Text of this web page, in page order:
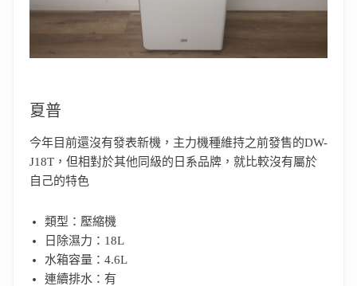
夏普
今年目前還沒有發表新機，主力機種維持之前發售的DW-
J18T，但相對於其他同級的日系品牌，就比較沒有屬於
自己的特色
類型：壓縮機
日除濕力：18L
水箱容量：4.6L
連續排水：有